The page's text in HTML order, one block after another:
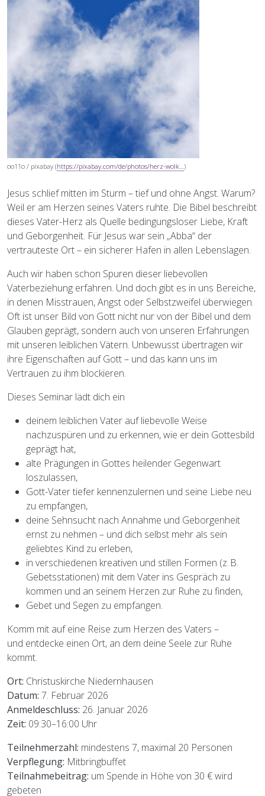
oo11o / pixabay (https://pixabay.com/de/photos/herz-wolk… )
Jesus schlief mitten im Sturm – tief und ohne Angst. Warum?
Weil er am Herzen seines Vaters ruhte. Die Bibel beschreibt
dieses Vater-Herz als Quelle bedingungsloser Liebe, Kraft
und Geborgenheit. Für Jesus war sein „Abba“ der
vertrauteste Ort – ein sicherer Hafen in allen Lebenslagen.
Auch wir haben schon Spuren dieser liebevollen
Vaterbeziehung erfahren. Und doch gibt es in uns Bereiche,
in denen Misstrauen, Angst oder Selbstzweifel überwiegen.
Oft ist unser Bild von Gott nicht nur von der Bibel und dem
Glauben geprägt, sondern auch von unseren Erfahrungen
mit unseren leiblichen Vätern. Unbewusst übertragen wir
ihre Eigenschaften auf Gott – und das kann uns im
Vertrauen zu ihm blockieren.
Dieses Seminar lädt dich ein
deinem leiblichen Vater auf liebevolle Weise
nachzuspüren und zu erkennen, wie er dein Gottesbild
geprägt hat,
alte Prägungen in Gottes heilender Gegenwart
loszulassen,
Gott-Vater tiefer kennenzulernen und seine Liebe neu
zu empfangen,
deine Sehnsucht nach Annahme und Geborgenheit
ernst zu nehmen – und dich selbst mehr als sein
geliebtes Kind zu erleben,
in verschiedenen kreativen und stillen Formen (z. B.
Gebetsstationen) mit dem Vater ins Gespräch zu
kommen und an seinem Herzen zur Ruhe zu finden,
Gebet und Segen zu empfangen.
Komm mit auf eine Reise zum Herzen des Vaters –
und entdecke einen Ort, an dem deine Seele zur Ruhe
kommt.
Ort: Christuskirche Niedernhausen
Datum: 7. Februar 2026
Anmeldeschluss: 26. Januar 2026
Zeit: 09:30–16:00 Uhr
Teilnehmerzahl: mindestens 7, maximal 20 Personen
Verpflegung: Mitbringbuffet
Teilnahmebeitrag: um Spende in Höhe von 30 € wird
gebeten